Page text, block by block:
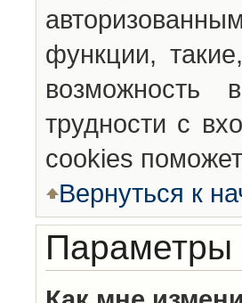
функции,
возможность
трудности с
cookies
Вернуться к
Параметры